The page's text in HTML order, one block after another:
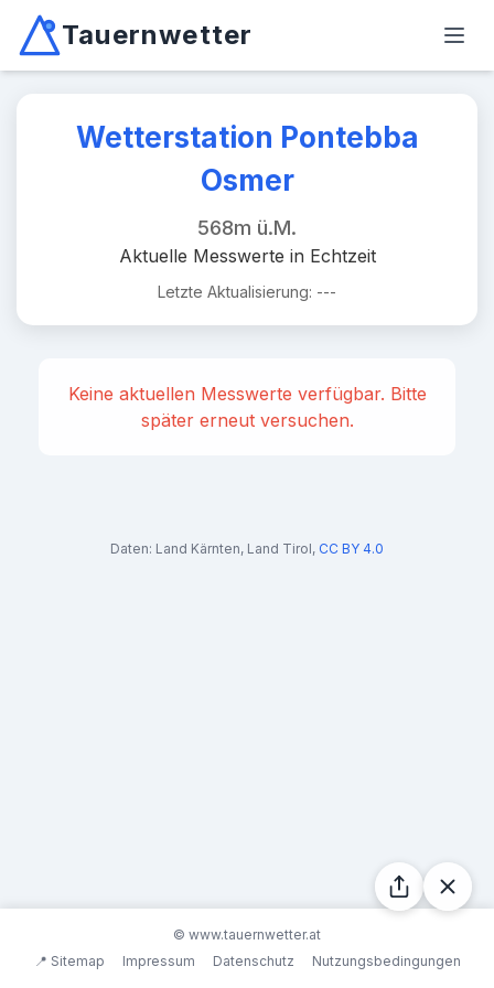
Tauernwetter
Unabhängiger Wetterdienst für Kärnten, Osttirol &
Wetterstation Pontebba
Osmer
568m ü.M.
Aktuelle Messwerte in Echtzeit
Letzte Aktualisierung: ---
Keine aktuellen Messwerte verfügbar. Bitte
später erneut versuchen.
Daten: Land Kärnten, Land Tirol, CC BY 4.0
© www.tauernwetter.at
📍 Sitemap
Impressum Datenschutz Nutzungsbedingungen